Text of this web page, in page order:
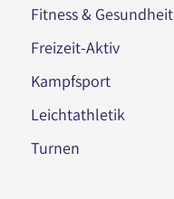
Fitness & Gesundheit
Freizeit-Aktiv
Kampfsport
Leichtathletik
Turnen